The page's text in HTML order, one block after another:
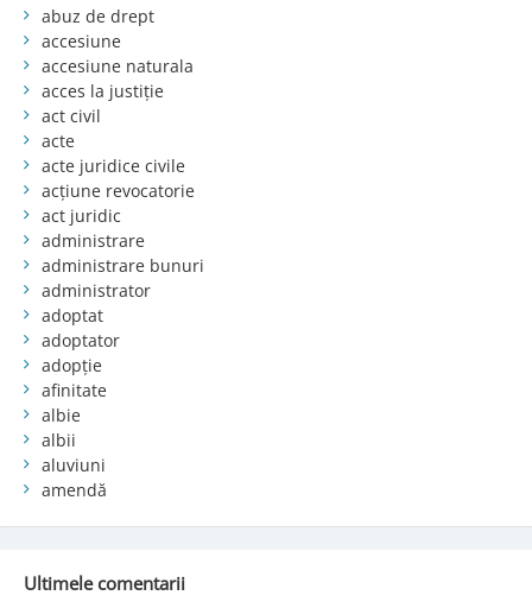
administrativ-
teritoriale
abuz de drept
accesiune
accesiune naturala
acces la justiție
act civil
acte
acte juridice civile
acțiune revocatorie
act juridic
administrare
administrare bunuri
administrator
adoptat
adoptator
adopție
afinitate
albie
albii
aluviuni
amendă
Ultimele comentarii